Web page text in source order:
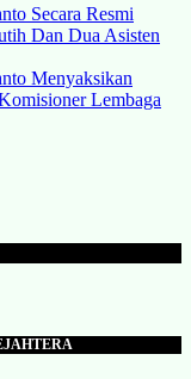
Secara Resmi
Dan Dua Asisten
Menyaksikan
Lembaga